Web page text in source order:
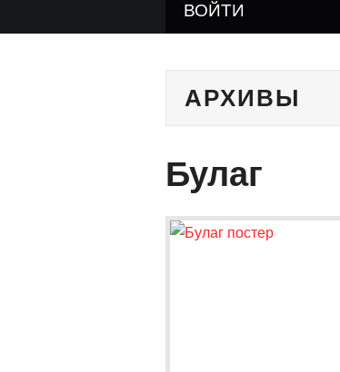
ВОЙТИ
АРХИВЫ
Булаг